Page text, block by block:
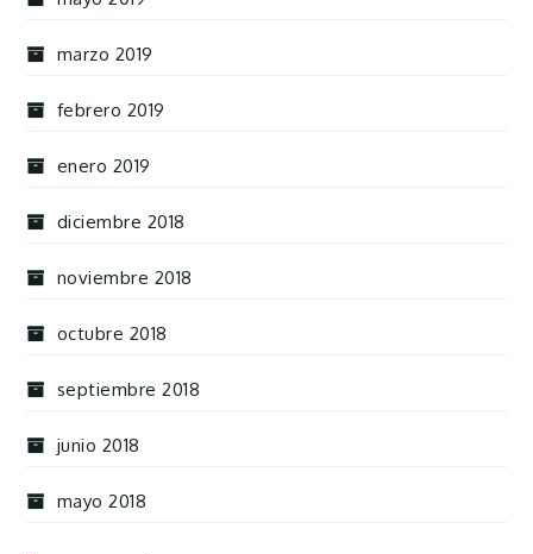
marzo 2019
febrero 2019
enero 2019
diciembre 2018
noviembre 2018
octubre 2018
septiembre 2018
junio 2018
mayo 2018